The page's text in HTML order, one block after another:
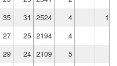
35 31 2524 4
10
27 25 2194
4
29 24 2109 5